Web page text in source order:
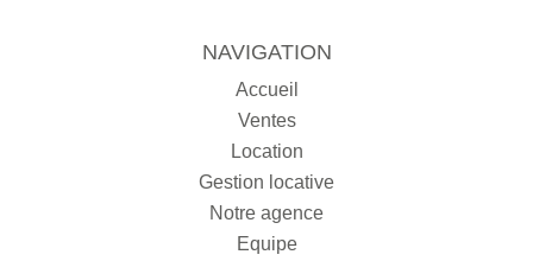
NAVIGATION
Accueil
Ventes
Location
Gestion locative
Notre agence
Equipe